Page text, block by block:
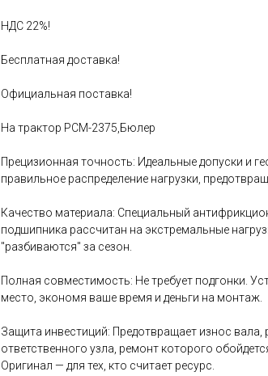
НДС 22%!
Бесплатная доставка!
Официальная поставка!
На трактор РСМ-2375,Бюлер
Прецизионная точность: Идеальные допуски и
правильное распределение нагрузки,
Качество материала: Специальный
подшипника рассчитан на экстремальные
"разбиваются" за сезон.
Полная совместимость: Не требует подгонки.
место, экономя ваше время и деньги на монтаж.
Защита инвестиций: Предотвращает износ вала,
ответственного узла, ремонт которого
Оригинал — для тех, кто считает ресурс.